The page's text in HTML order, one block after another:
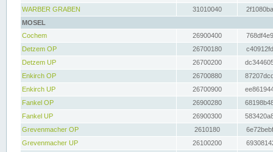
WARBER GRABEN
31010040
MOSEL
Cochem
26900400
Detzem OP
26700180
Detzem UP
26700200
Enkirch OP
26700880
Enkirch UP
26700900
Fankel OP
26900280
Fankel UP
26900300
Grevenmacher OP
2610180
Grevenmacher UP
26100200